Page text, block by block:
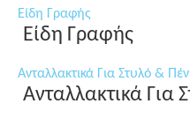
Είδη Γραφής
Είδη Γραφής
Ανταλλακτικά Για Στυλό &
Ανταλλακτικά Για